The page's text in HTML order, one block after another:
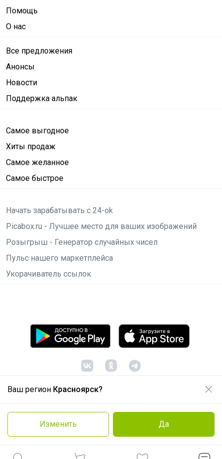
Ваш регион Красноярск?
Изменить Да
Помощь
О нас
Все предложения
Анонсы
Новости
Поддержка альпак
Самое выгодное
Хиты продаж
Самое желанное
Самое быстрое
Начать зарабатывать с 24-ok
Picabox.ru - Лучшее место для ваших изображений
Розыгрыш - Генератор случайных чисел
Пульс нашего маркетплейса
Укорачиватель ссылок
© ООО "Лявита", ОГРН 1122468054070, 2012 -2026
Политика конфиденциальности
Cоглашение пользователя